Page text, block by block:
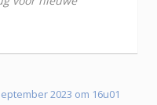
2023 om 16u01